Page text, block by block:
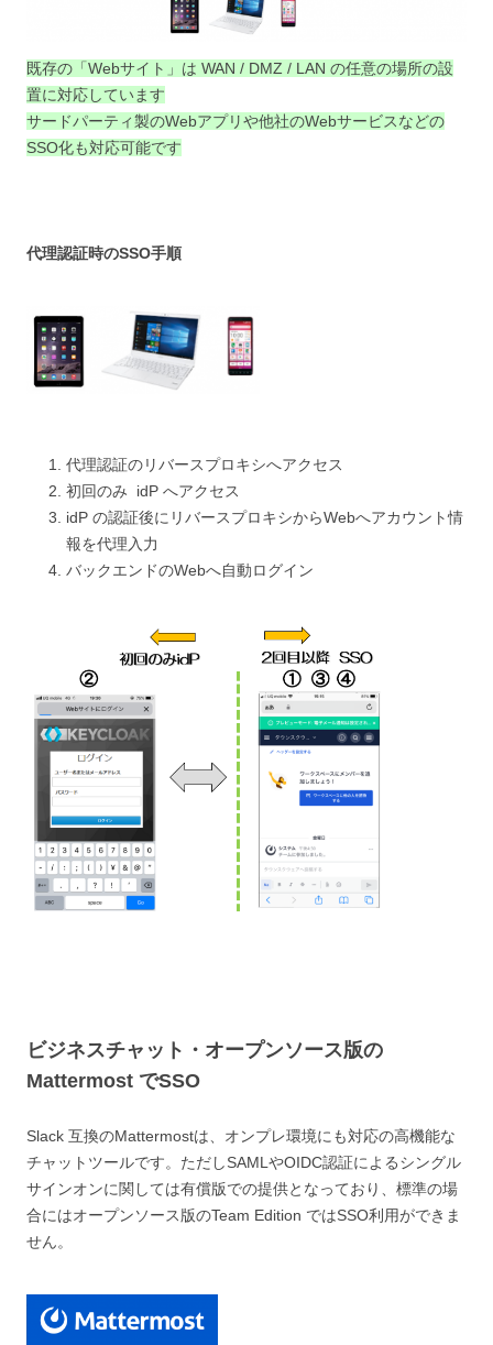
既存の「Webサイト」は WAN / DMZ / LAN の任意の場所の設
置に対応しています
サードパーティ製のWebアプリや他社のWebサービスなどの
SSO化も対応可能です
代理認証時のSSO手順
代理認証のリバースプロキシへアクセス
初回のみ idP へアクセス
idP の認証後にリバースプロキシからWebへアカウント情
報を代理入力
バックエンドのWebへ自動ログイン
ビジネスチャット・オープンソース版の
Mattermost でSSO
Slack 互換のMattermostは、オンプレ環境にも対応の高機能な
チャットツールです。ただしSAMLやOIDC認証によるシングル
サインオンに関しては有償版での提供となっており、標準の場
合にはオープンソース版のTeam Edition ではSSO利用ができま
せん。